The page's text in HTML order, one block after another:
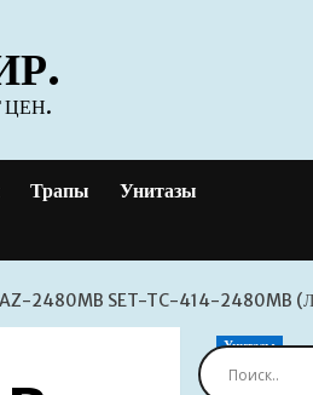
Трапы Унитазы
2480MB SET-TC-414-2480MB
Унитазы
Сиденье